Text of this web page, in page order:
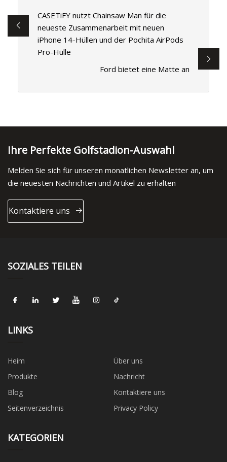
CASETiFY nutzt Chainsaw Man für die
neueste Zusammenarbeit mit neuen
iPhone 14-Hüllen und der Pochita AirPods
Pro-Hülle
Ford bietet eine Matte an
Ihre Perfekte Golfstadion-Auswahl
Melden Sie sich für unseren monatlichen Newsletter an, um
die neuesten Nachrichten und Artikel zu erhalten
Kontaktiere uns
SOZIALES TEILEN
LINKS
Heim
Über uns
Produkte
Nachricht
Blog
Kontaktiere uns
Seitenverzeichnis
Privacy Policy
KATEGORIEN